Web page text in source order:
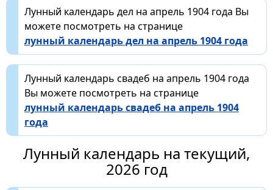
Лунный календарь дел на апрель 1904 года Вы
можете посмотреть на странице
лунный календарь дел на апрель 1904 года
Лунный календарь свадеб на апрель 1904 года
Вы можете посмотреть на странице
лунный календарь свадеб на апрель 1904
года
Лунный календарь на текущий,
2026 год